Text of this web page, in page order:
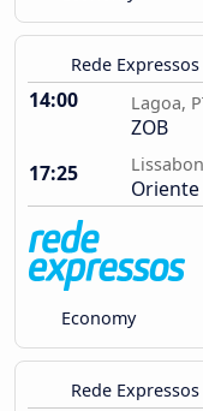
Rede Expressos
14:00 Lagoa,
ZOB
17:25
Lissabon
Economy
Rede Expressos